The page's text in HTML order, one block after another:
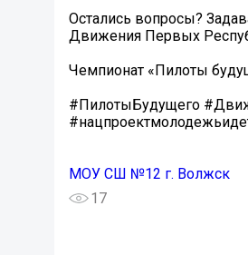
Остались вопросы?
Движения Первых
Чемпионат «Пилоты
#ПилотыБудущего
МОУ СШ №12 г. Волжск
17